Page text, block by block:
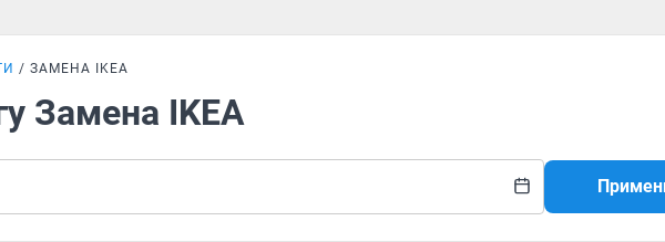
ЗАМЕНА IKEA
Замена IKEA